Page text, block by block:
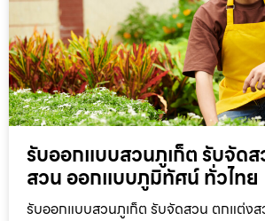
รับออกแบบสวนภูเก็ต รับจัด
สวน ออกแบบภูมิทัศน์ ทั่วไทย
รับออกแบบสวนภูเก็ต รับจัดสวน ตกแต่ง